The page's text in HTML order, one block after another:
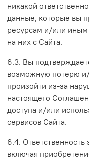
никакой
данные, которые вы
ресурсам и/или иным
на них с Сайта.
6.3. Вы
возможную потерю
произойти из-за
настоящего
доступа и/или
сервисов Сайта.
6.4.
включая